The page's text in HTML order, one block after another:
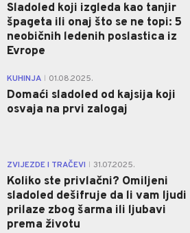
Sladoled koji izgleda kao tanjir
špageta ili onaj što se ne topi: 5
neobičnih ledenih poslastica iz
Evrope
KUHINJA 01.08.2025.
Domaći sladoled od kajsija koji
osvaja na prvi zalogaj
ZVIJEZDE I TRAČEVI 31.07.2025.
Koliko ste privlačni? Omiljeni
sladoled dešifruje da li vam ljudi
prilaze zbog šarma ili ljubavi
prema životu